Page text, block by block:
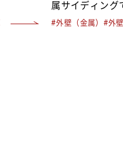
属サイディング
#外壁（金属） #外